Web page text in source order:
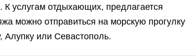
К услугам отдыхающих, предлагается
можно отправиться на морскую прогулку
или Севастополь.